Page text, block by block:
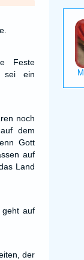
Feste
sei ein
noch
dem
Gott
auf
Land
auf
der